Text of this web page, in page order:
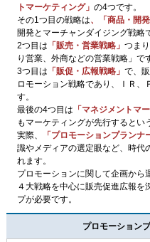
トマーケティング」 の4つです。
その1つ目の戦略は、「商品・開発
開発とマーチャンダイジング戦略
2つ目は 「販売・営業戦略」 つま
り営業、外商などの営業戦略」で
3つ目は 「販促・広報戦略」 で、
ロモーション戦略であり、ＩＲ、
す。
最後の4つ目は 「マネジメントマ
もマーケティングが先行するとい
実際、
「プロモーションプランナ
識やメディアの選定眼など、時代
れます。
プロモーションに関して企画から
４大戦略を中心に販売促進広報を
プが必要です。
プロモーション